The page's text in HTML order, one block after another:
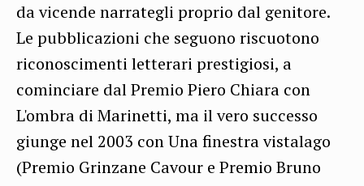
da vicende narrategli proprio dal genitore.
Le pubblicazioni che seguono riscuotono
riconoscimenti letterari prestigiosi, a
cominciare dal Premio Piero Chiara con
L'ombra di Marinetti, ma il vero successo
giunge nel 2003 con Una finestra vistalago
(Premio Grinzane Cavour e Premio Bruno